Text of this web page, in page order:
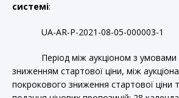
системі:
UA-AR-P-2021-08-05-000003-1
Період між аукціоном з умовами
зниженням стартової ціни, між
покрокового зниження стартової ціни